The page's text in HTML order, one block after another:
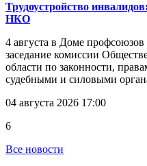
Трудоустройство
НКО
4 августа в Доме профсоюзов
заседание комиссии
области по законности,
судебными и силовыми
04 августа 2026 17:00
6
Все новости